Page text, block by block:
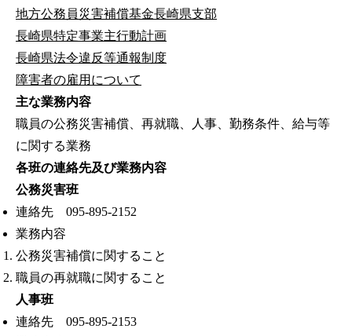
地方公務員災害補償基金長崎県支部
長崎県特定事業主行動計画
長崎県法令違反等通報制度
障害者の雇用について
主な業務内容
職員の公務災害補償、再就職、人事、勤務条件、給与等
に関する業務
各班の連絡先及び業務内容
公務災害班
連絡先 095-895-2152
業務内容
公務災害補償に関すること
職員の再就職に関すること
人事班
連絡先 095-895-2153